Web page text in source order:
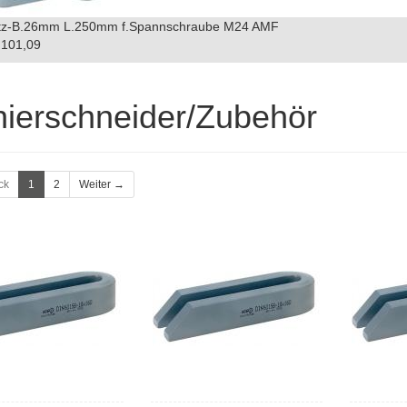
B.26mm L.250mm f.Spannschraube M24 AMF
Zubehör
1 2 Weiter →